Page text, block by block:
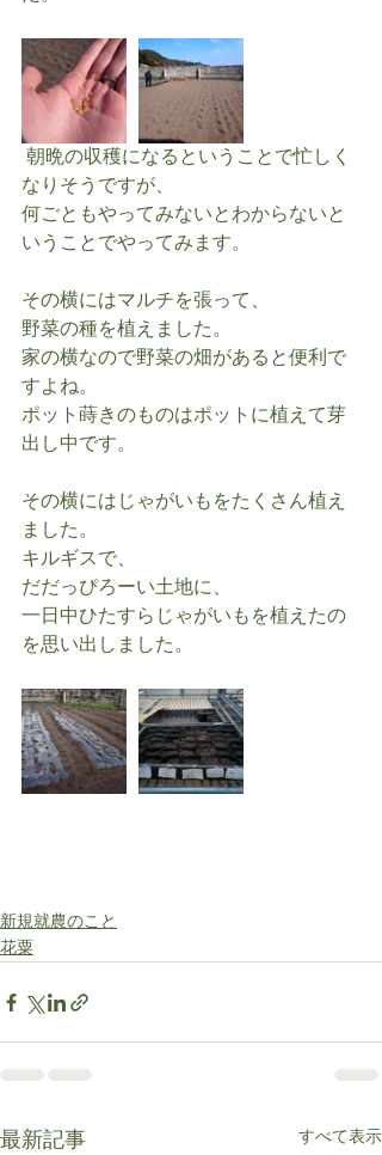
なりそうですが、
何ごともやってみないとわからないと
いうことでやってみます。
その横にはマルチを張って、
野菜の種を植えました。
家の横なので野菜の畑があると便利で
すよね。
ポット蒔きのものはポットに植えて芽
出し中です。
その横にはじゃがいもをたくさん植え
ました。
キルギスで、
だだっぴろーい土地に、
一日中ひたすらじゃがいもを植えたの
を思い出しました。
新規就農のこと
花粟
最新記事 すべて表示